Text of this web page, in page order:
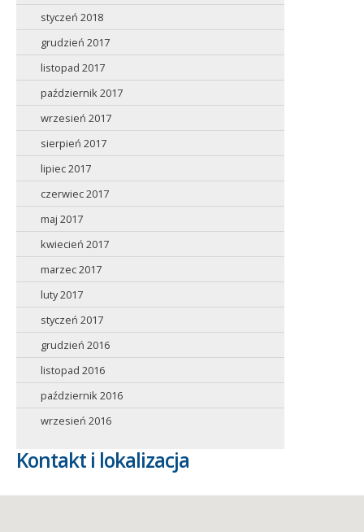
styczeń 2018
grudzień 2017
listopad 2017
październik 2017
wrzesień 2017
sierpień 2017
lipiec 2017
czerwiec 2017
maj 2017
kwiecień 2017
marzec 2017
luty 2017
styczeń 2017
grudzień 2016
listopad 2016
październik 2016
wrzesień 2016
Kontakt i lokalizacja